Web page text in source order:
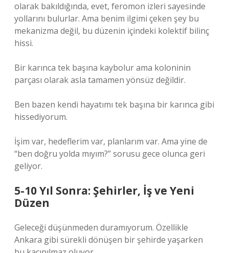
olarak bakıldığında, evet, feromon izleri sayesinde
yollarını bulurlar. Ama benim ilgimi çeken şey bu
mekanizma değil, bu düzenin içindeki kolektif bilinç
hissi.
Bir karınca tek başına kaybolur ama koloninin
parçası olarak asla tamamen yönsüz değildir.
Ben bazen kendi hayatımı tek başına bir karınca gibi
hissediyorum.
İşim var, hedeflerim var, planlarım var. Ama yine de
“ben doğru yolda mıyım?” sorusu gece olunca geri
geliyor.
5-10 Yıl Sonra: Şehirler, İş ve Yeni
Düzen
Geleceği düşünmeden duramıyorum. Özellikle
Ankara gibi sürekli dönüşen bir şehirde yaşarken